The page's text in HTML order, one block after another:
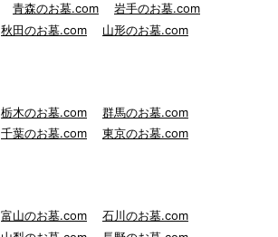
青森のお墓.com
岩手のお墓.com
秋田のお墓.com
山形のお墓.com
栃木のお墓.com
群馬のお墓.com
千葉のお墓.com
東京のお墓.com
富山のお墓.com
石川のお墓.com